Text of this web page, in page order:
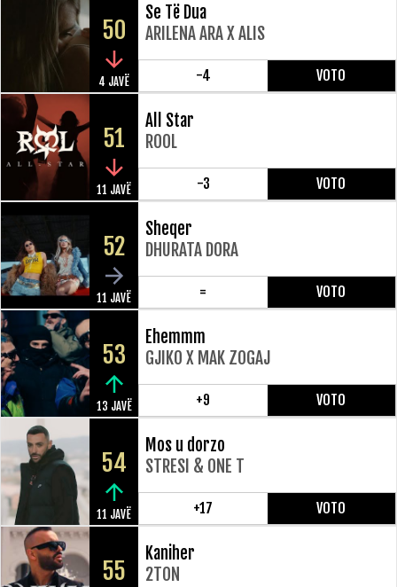
50
4 JAVË
Se Të Dua
ARILENA ARA X ALIS
-4 VOTO
51
11 JAVË
All Star
ROOL
-3 VOTO
52
11 JAVË
Sheqer
DHURATA DORA
= VOTO
53
13 JAVË
Ehemmm
GJIKO X MAK ZOGAJ
+9 VOTO
54
11 JAVË
Mos u dorzo
STRESI & ONE T
+17 VOTO
55
Kaniher
2TON